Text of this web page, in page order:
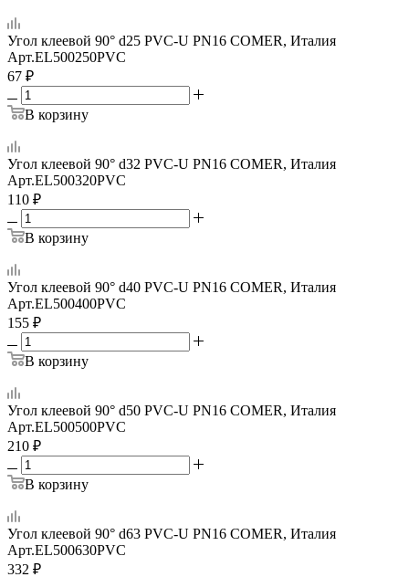
Угол клеевой 90° d25 PVC-U PN16 COMER, Италия
Арт.EL500250PVC
67 ₽
В корзину
Угол клеевой 90° d32 PVC-U PN16 COMER, Италия
Арт.EL500320PVC
110 ₽
В корзину
Угол клеевой 90° d40 PVC-U PN16 COMER, Италия
Арт.EL500400PVC
155 ₽
В корзину
Угол клеевой 90° d50 PVC-U PN16 COMER, Италия
Арт.EL500500PVC
210 ₽
В корзину
Угол клеевой 90° d63 PVC-U PN16 COMER, Италия
Арт.EL500630PVC
332 ₽